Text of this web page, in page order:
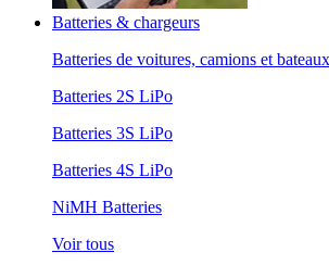
Batteries & chargeurs
Batteries de voitures, camions et
Batteries 2S LiPo
Batteries 3S LiPo
Batteries 4S LiPo
NiMH Batteries
Voir tous